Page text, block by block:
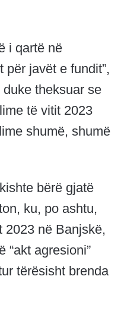
i qartë në
për javët e fundit”,
theksuar se
të vitit 2023
shumë, shumë
bërë gjatë
ku, po ashtu,
2023 në Banjskë,
“akt agresioni”
tërësisht brenda